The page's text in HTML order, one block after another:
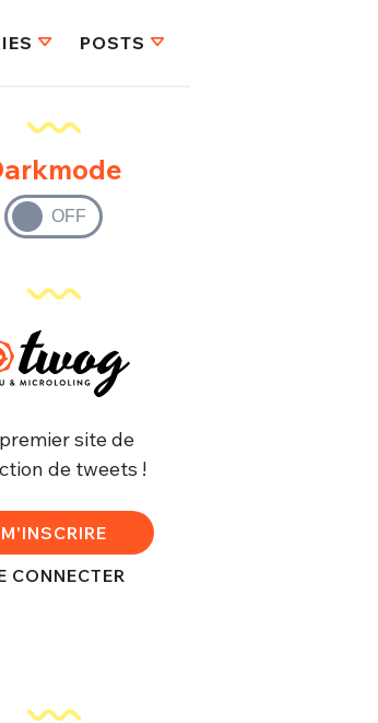
POSTS
site de
de tweets !
M'INSCRIRE
CONNECTER